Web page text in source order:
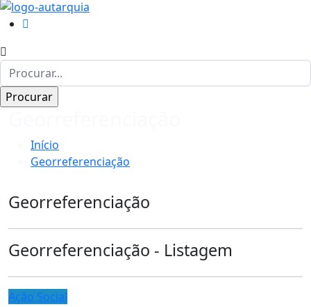
Início
Georreferenciação
Georreferenciação
Georreferenciação - Listagem
Ação Social